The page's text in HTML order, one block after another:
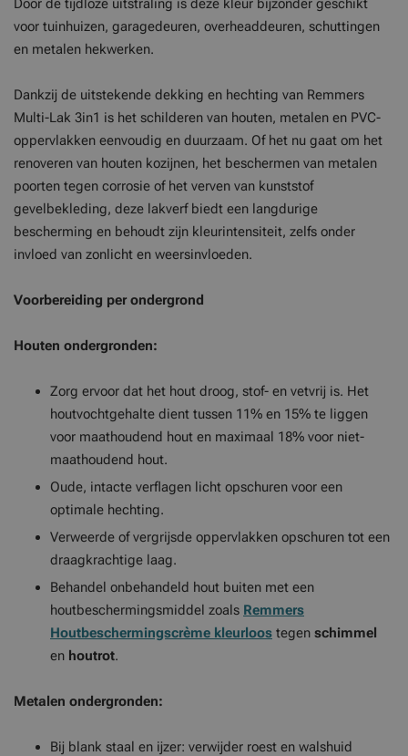
Door de tijdloze uitstraling is deze kleur bijzonder geschikt
voor tuinhuizen, garagedeuren, overheaddeuren, schuttingen
en metalen hekwerken.
Dankzij de uitstekende dekking en hechting van Remmers
Multi-Lak 3in1 is het schilderen van houten, metalen en PVC-
oppervlakken eenvoudig en duurzaam. Of het nu gaat om het
renoveren van houten kozijnen, het beschermen van metalen
poorten tegen corrosie of het verven van kunststof
gevelbekleding, deze lakverf biedt een langdurige
bescherming en behoudt zijn kleurintensiteit, zelfs onder
invloed van zonlicht en weersinvloeden.
Voorbereiding per ondergrond
Houten ondergronden:
Zorg ervoor dat het hout droog, stof- en vetvrij is. Het
houtvochtgehalte dient tussen 11% en 15% te liggen
voor maathoudend hout en maximaal 18% voor niet-
maathoudend hout.
Oude, intacte verflagen licht opschuren voor een
optimale hechting.
Verweerde of vergrijsde oppervlakken opschuren tot een
draagkrachtige laag.
Behandel onbehandeld hout buiten met een
houtbeschermingsmiddel zoals Remmers
Houtbeschermingscrème kleurloos tegen schimmel
en houtrot.
Metalen ondergronden:
Bij blank staal en ijzer: verwijder roest en walshuid